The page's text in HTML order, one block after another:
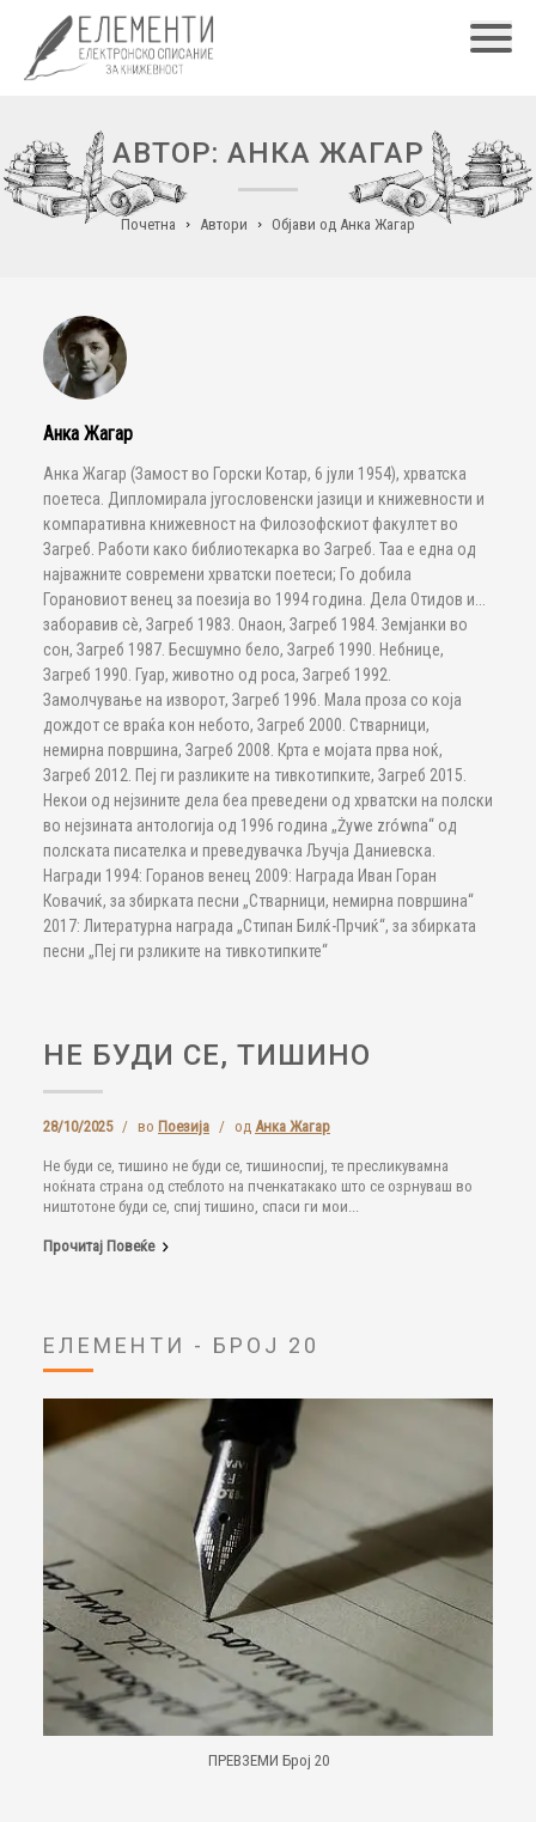
АВТОР: АНКА ЖАГАР
Почетна Автори Објави од Анка Жагар
Анка Жагар
Анка Жагар (Замост во Горски Котар, 6 јули 1954), хрватска
поетеса. Дипломирала југословенски јазици и книжевности и
компаративна книжевност на Филозофскиот факултет во
Загреб. Работи како библиотекарка во Загреб. Таа е една од
најважните современи хрватски поетеси; Го добила
Горановиот венец за поезија во 1994 година. Дела Отидов и...
заборавив сè, Загреб 1983. Онаон, Загреб 1984. Земјанки во
сон, Загреб 1987. Бесшумно бело, Загреб 1990. Небнице,
Загреб 1990. Гуар, животно од роса, Загреб 1992.
Замолчување на изворот, Загреб 1996. Мала проза со која
дождот се враќа кон небото, Загреб 2000. Стварници,
немирна површина, Загреб 2008. Крта е мојата прва ноќ,
Загреб 2012. Пеј ги разликите на тивкотипките, Загреб 2015.
Некои од нејзините дела беа преведени од хрватски на полски
во нејзината антологија од 1996 година „Żywe zrówna“ од
полската писателка и преведувачка Ључја Даниевска.
Награди 1994: Горанов венец 2009: Награда Иван Горан
Ковачиќ, за збирката песни „Стварници, немирна површина“
2017: Литературна награда „Стипан Билќ-Прчиќ“, за збирката
песни „Пеј ги рзликите на тивкотипките“
НЕ БУДИ СЕ, ТИШИНО
28/10/2025 / во Поезија / од Анка Жагар
Не буди се, тишино не буди се, тишиноспиј, те пресликувамна
ноќната страна од стеблото на пченкатакако што се озрнуваш во
ништотоне буди се, спиј тишино, спаси ги мои...
Прочитај Повеќе
ЕЛЕМЕНТИ - БРОЈ 20
ПРЕВЗЕМИ Број 20